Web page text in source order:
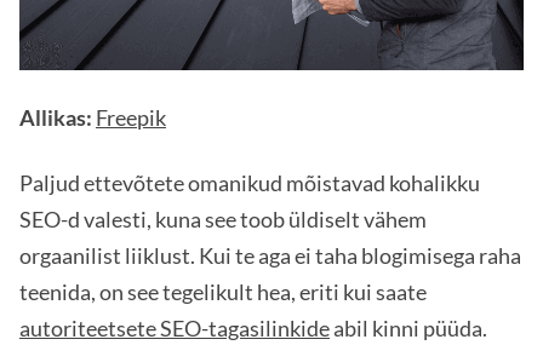
Allikas: Freepik
Paljud ettevõtete omanikud mõistavad kohalikku
SEO-d valesti, kuna see toob üldiselt vähem
orgaanilist liiklust. Kui te aga ei taha blogimisega raha
teenida, on see tegelikult hea, eriti kui saate
autoriteetsete SEO-tagasilinkideabil kinni püüda.